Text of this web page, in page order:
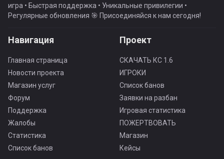
игра • Быстрая поддержка • Уникальные привилегии •
Регулярные обновления 🎯 Присоединяйся к нам сегодня!
Навигация
Главная страница
Новости проекта
Магазин услуг
Форум
Поддержка
Жалобы
Статистика
Список банов
Проект
СКАЧАТЬ КС 1.6
ИГРОКИ
Список банов
Заявки на разбан
Игровая статистика
ПОЖЕРТВОВАТЬ
Магазин
Кейсы